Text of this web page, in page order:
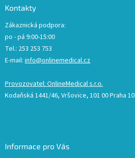
Kontakty
Zákaznická podpora:
po - pá 9:00-15:00
Tel.: 253 253 753
E-mail: info@onlinemedical.cz
Provozovatel: OnlineMedical s.r.o.
Kodaňská 1441/46, Vršovice, 101 00 Praha 10
Informace pro Vás